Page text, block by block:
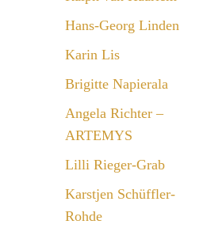
Hans-Georg Linden
Karin Lis
Brigitte Napierala
Angela Richter –
ARTEMYS
Lilli Rieger-Grab
Karstjen Schüffler-
Rohde